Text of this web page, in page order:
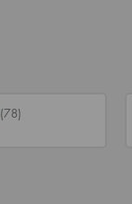
(78)